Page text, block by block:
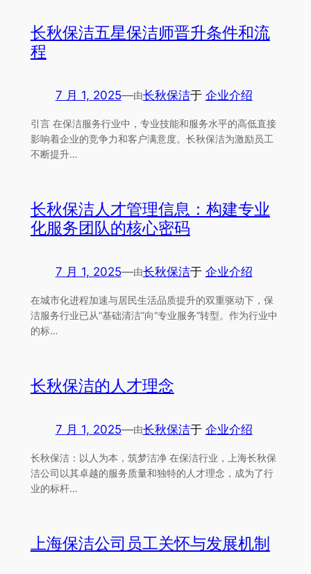
长秋保洁五星保洁师晋升条件和流
程
7 月 1, 2025—由长秋保洁于 企业介绍
引言 在保洁服务行业中，专业技能和服务水平的高低直接
影响着企业的竞争力和客户满意度。长秋保洁为激励员工
不断提升…
长秋保洁人才管理信息：构建专业
化服务团队的核心密码
7 月 1, 2025—由长秋保洁于 企业介绍
在城市化进程加速与居民生活品质提升的双重驱动下，保
洁服务行业已从“基础清洁”向“专业服务”转型。作为行业中
的标…
长秋保洁的人才理念
7 月 1, 2025—由长秋保洁于 企业介绍
长秋保洁：以人为本，筑梦洁净 在保洁行业，上海长秋保
洁公司以其卓越的服务质量和独特的人才理念，成为了行
业的标杆…
上海保洁公司员工关怀与发展机制